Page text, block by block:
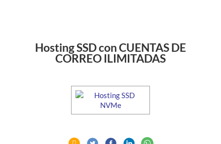
Hosting SSD con CUENTAS DE
CORREO ILIMITADAS